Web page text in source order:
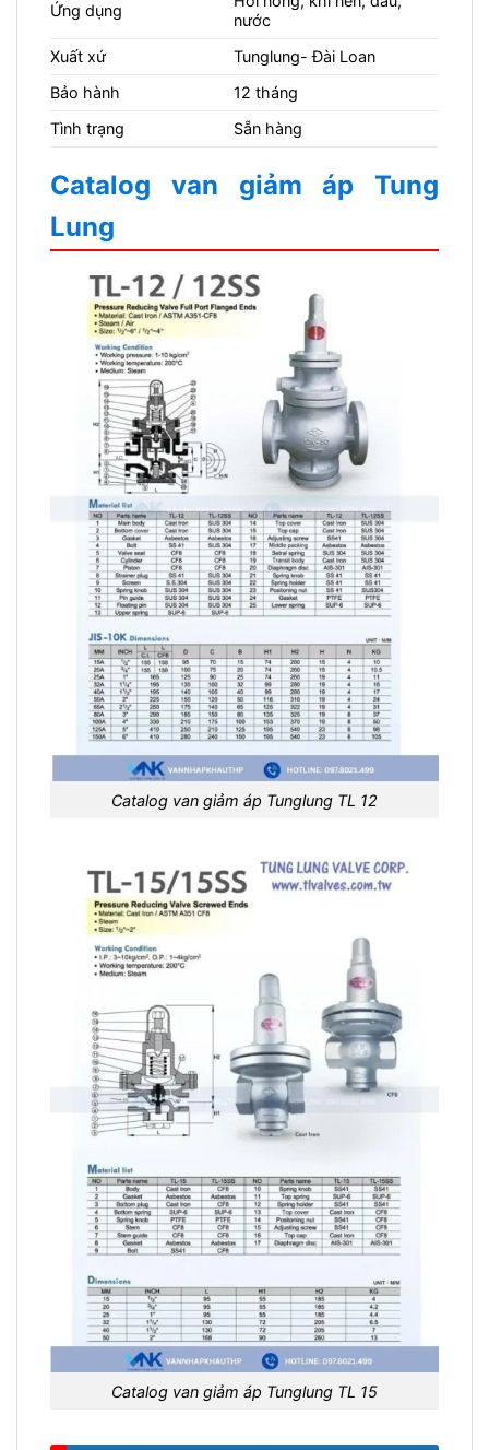
Ứng dụng
nước
Xuất xứ
Tunglung- Đài Loan
Bảo hành
12 tháng
Tình trạng
Sẵn hàng
Catalog van giảm áp Tung
Lung
Catalog van giảm áp Tunglung TL 12
Catalog van giảm áp Tunglung TL 15